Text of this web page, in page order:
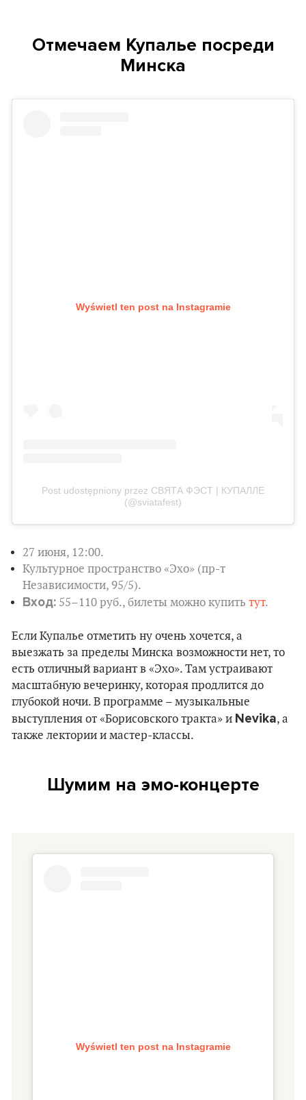
Отмечаем Купалье посреди
Минска
Wyświetl ten post na Instagramie
Post udostępniony przez СВЯТА ФЭСТ | КУПАЛЛЕ
(@sviatafest)
27 июня, 12:00.
Культурное пространство «Эхо» (пр-т
Независимости, 95/5).
Вход: 55–110 руб., билеты можно купить тут.
Если Купалье отметить ну очень хочется, а
выезжать за пределы Минска возможности нет, то
есть отличный вариант в «Эхо». Там устраивают
масштабную вечеринку, которая продлится до
глубокой ночи. В программе – музыкальные
выступления от «Борисовского тракта» и Nevika, а
также лектории и мастер-классы.
Шумим на эмо-концерте
Wyświetl ten post na Instagramie